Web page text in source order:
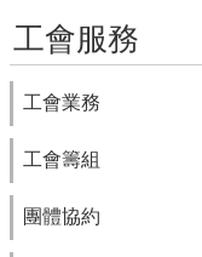
工會服務
工會業務
工會籌組
團體協約